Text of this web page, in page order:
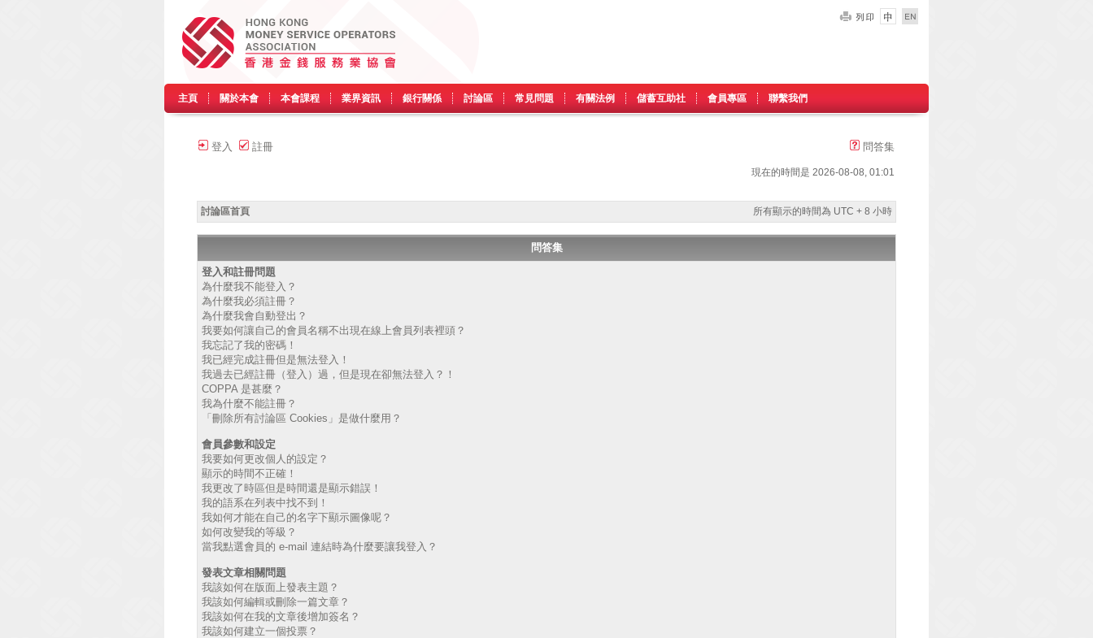
主頁 關於本會 本會課程 業界資訊 銀行關係 討論區 常見問題 有關法例 儲蓄互助社 會員專區 聯繫我們
登入 註冊 問答集
現在的時間是 2026-08-08, 01:01
討論區首頁 所有顯示的時間為 UTC + 8 小時
問答集
登入和註冊問題
為什麼我不能登入？
為什麼我必須註冊？
為什麼我會自動登出？
我要如何讓自己的會員名稱不出現在線上會員列表裡頭？
我忘記了我的密碼！
我已經完成註冊但是無法登入！
我過去已經註冊（登入）過，但是現在卻無法登入？！
COPPA 是甚麼？
我為什麼不能註冊？
「刪除所有討論區 Cookies」是做什麼用？
會員參數和設定
我要如何更改個人的設定？
顯示的時間不正確！
我更改了時區但是時間還是顯示錯誤！
我的語系在列表中找不到！
我如何才能在自己的名字下顯示圖像呢？
如何改變我的等級？
當我點選會員的 e-mail 連結時為什麼要讓我登入？
發表文章相關問題
我該如何在版面上發表主題？
我該如何編輯或刪除一篇文章？
我該如何在我的文章後增加簽名？
我該如何建立一個投票？